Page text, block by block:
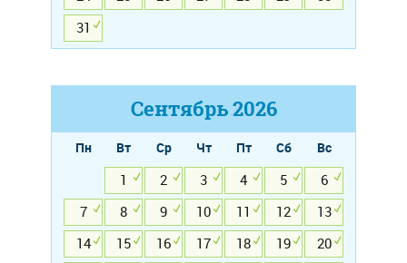
31
Сентябрь2026
Пн Вт Ср Чт Пт Сб
Вс
1
2 3 4 5
6
7
8 9 10 11 12
13
14
15 16 17 18 19
20